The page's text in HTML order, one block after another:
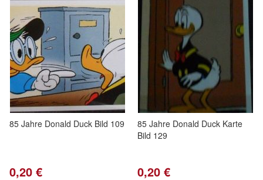
85 Jahre Donald Duck Bild 109
0,20 €
85 Jahre Donald Duck Karte
Bild 129
0,20 €